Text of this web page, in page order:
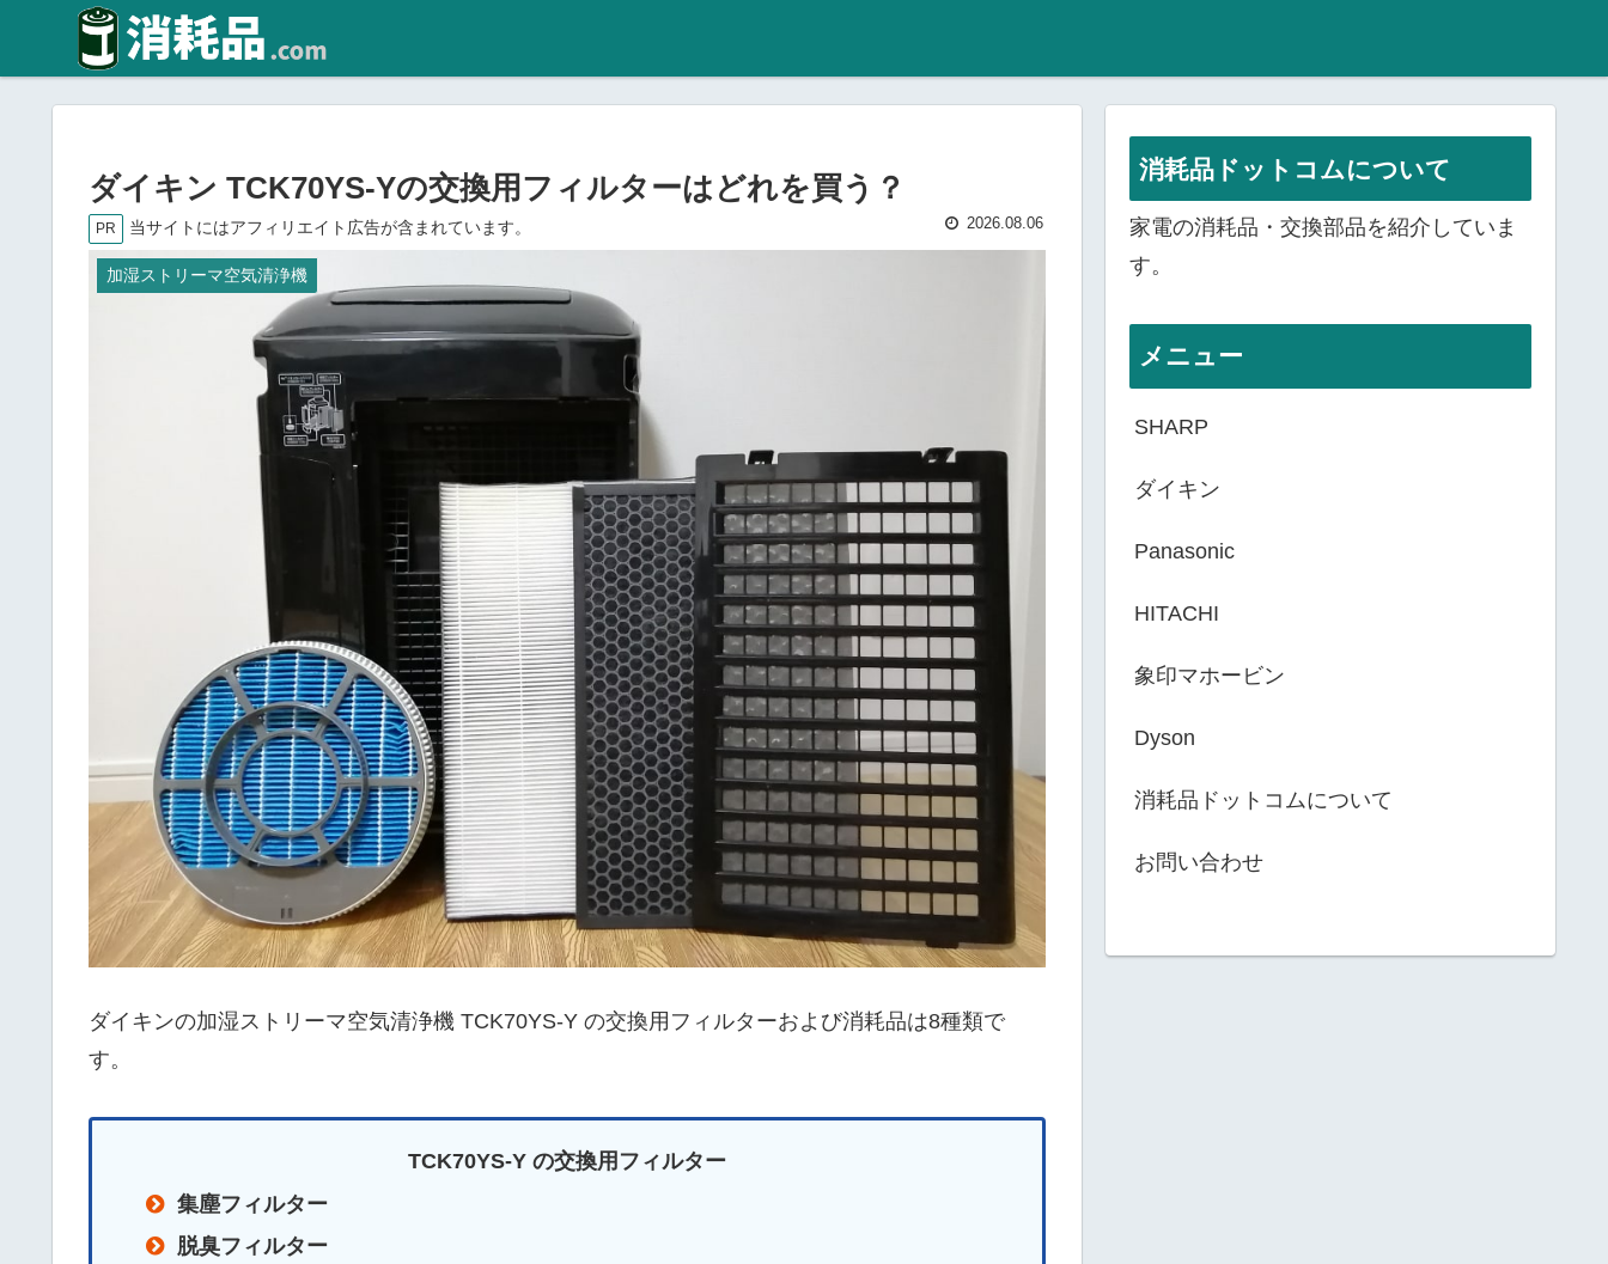
ダイキン TCK70YS-Yの交換用フィルターはどれを買う？
PR 当サイトにはアフィリエイト広告が含まれています。 2026.08.06
加湿ストリーマ空気清浄機
ダイキンの加湿ストリーマ空気清浄機 TCK70YS-Y の交換用フィルターおよび消耗品は8種類で
す。
TCK70YS-Y の交換用フィルター
集塵フィルター
脱臭フィルター
消耗品ドットコムについて
家電の消耗品・交換部品を紹介していま
す。
メニュー
SHARP
ダイキン
Panasonic
HITACHI
象印マホービン
Dyson
消耗品ドットコムについて
お問い合わせ